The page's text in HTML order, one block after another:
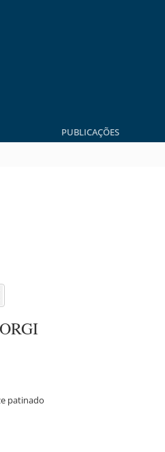
PUBLICAÇÕES
patinado